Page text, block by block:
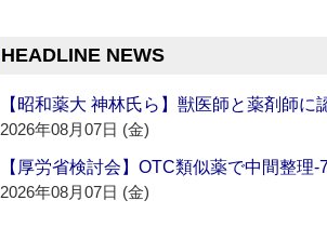
HEADLINE NEWS
【昭和薬大 神林氏ら】獣医師と薬剤師に
2026年08月07日 (金)
【厚労省検討会】OTC類似薬で中間整理
2026年08月07日 (金)